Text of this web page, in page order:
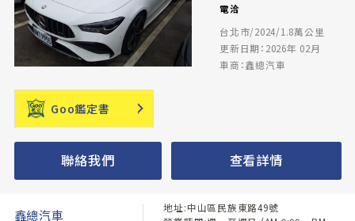
電洽
台北市/2024/1.8萬公里
更新日期：2026年 02月
車商：鑫總汽車
Goo鑑定書
聯絡我們 查看詳情
鑫總汽車
地址:中山區民族東路49號